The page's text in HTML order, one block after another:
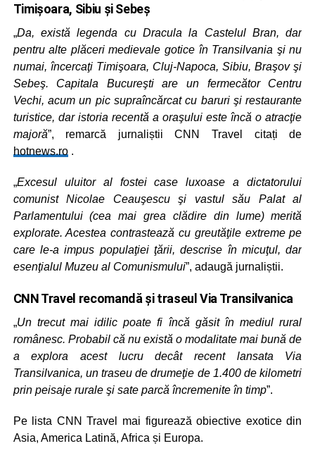
Timișoara, Sibiu și Sebeș
„Da, există legenda cu Dracula la Castelul Bran, dar
pentru alte plăceri medievale gotice în Transilvania şi nu
numai, încercaţi Timişoara, Cluj-Napoca, Sibiu, Braşov şi
Sebeş. Capitala Bucureşti are un fermecător Centru
Vechi, acum un pic supraîncărcat cu baruri şi restaurante
turistice, dar istoria recentă a oraşului este încă o atracţie
majoră”, remarcă jurnaliștii CNN Travel citați de
hotnews.ro.
„Excesul uluitor al fostei case luxoase a dictatorului
comunist Nicolae Ceauşescu şi vastul său Palat al
Parlamentului (cea mai grea clădire din lume) merită
explorate. Acestea contrastează cu greutăţile extreme pe
care le-a impus populaţiei ţării, descrise în micuţul, dar
esenţialul Muzeu al Comunismului”, adaugă jurnaliștii.
CNN Travel recomandă și traseul Via Transilvanica
„Un trecut mai idilic poate fi încă găsit în mediul rural
românesc. Probabil că nu există o modalitate mai bună de
a explora acest lucru decât recent lansata Via
Transilvanica, un traseu de drumeţie de 1.400 de kilometri
prin peisaje rurale şi sate parcă încremenite în timp”.
Pe lista CNN Travel mai figurează obiective exotice din
Asia, America Latină, Africa și Europa.